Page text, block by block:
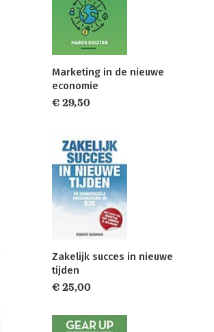
Marketing in de nieuwe
economie
€ 29,50
Zakelijk succes in nieuwe
tijden
€ 25,00